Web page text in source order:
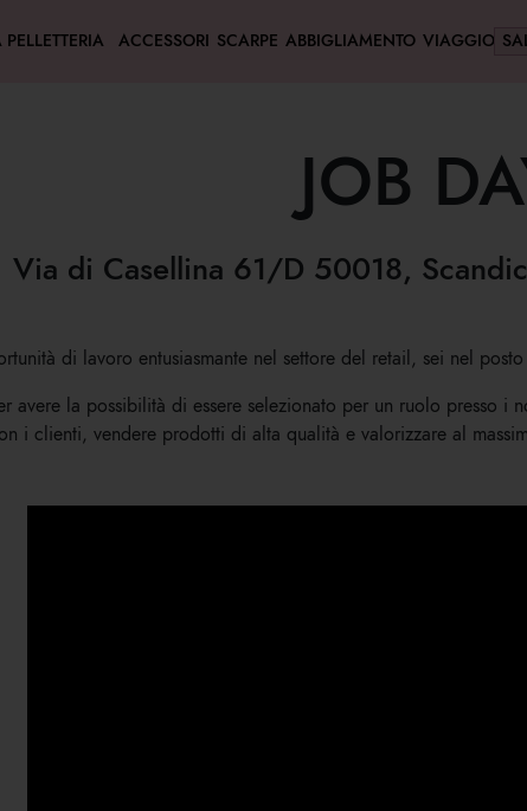
ACCESSORI SCARPE ABBIGLIAMENTO VIAGGIO
JOB
Via di Casellina 61/D 50018,
di lavoro entusiasmante nel settore del retail, sei nel
avere la possibilità di essere selezionato per un ruolo presso i
i clienti, vendere prodotti di alta qualità e valorizzare al